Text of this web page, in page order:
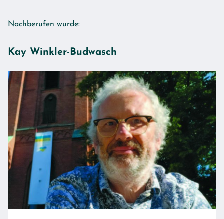
Nachberufen wurde:
Kay Winkler-Budwasch